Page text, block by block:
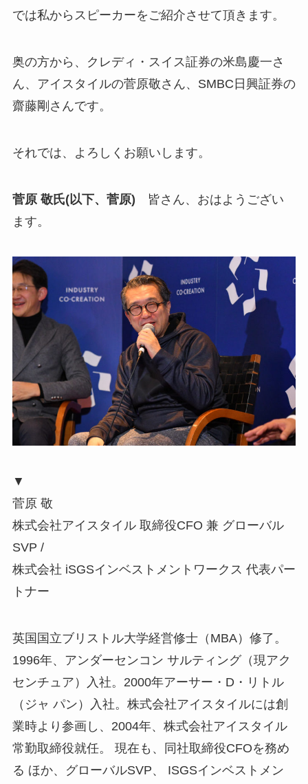
では私からスピーカーをご紹介させて頂きます。
奥の方から、クレディ・スイス証券の米島慶一さ
ん、アイスタイルの菅原敬さん、SMBC日興証券の
齋藤剛さんです。
それでは、よろしくお願いします。
菅原 敬氏(以下、菅原) 皆さん、おはようござい
ます。
▼
菅原 敬
株式会社アイスタイル 取締役CFO 兼 グローバル
SVP /
株式会社 iSGSインベストメントワークス 代表パー
トナー
英国国立ブリストル大学経営修士（MBA）修了。
1996年、アンダーセンコン サルティング（現アク
センチュア）入社。2000年アーサー・D・リトル
（ジャ パン）入社。株式会社アイスタイルには創
業時より参画し、2004年、株式会社アイスタイル
常勤取締役就任。 現在も、同社取締役CFOを務め
る ほか、グローバルSVP、 ISGSインベストメン